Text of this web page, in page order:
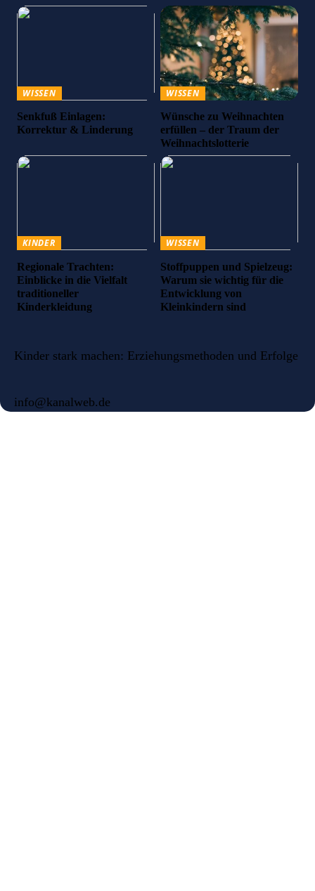
WISSEN
Senkfuß Einlagen:
Korrektur & Linderung
WISSEN
Wünsche zu Weihnachten
erfüllen – der Traum der
Weihnachtslotterie
KINDER
Regionale Trachten:
Einblicke in die Vielfalt
traditioneller
Kinderkleidung
WISSEN
Stoffpuppen und Spielzeug:
Warum sie wichtig für die
Entwicklung von
Kleinkindern sind
Kinder stark machen: Erziehungsmethoden und Erfolge
info@kanalweb.de